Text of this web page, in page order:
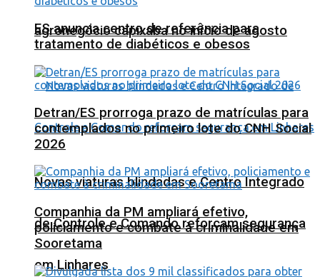
agronegócio capixaba no início de agosto
Novas viaturas blindadas e Centro Integrado
de Controle e Comando reforçam segurança
em Linhares
ES anuncia centro de referência para
tratamento de diabéticos e obesos
Detran/ES prorroga prazo de matrículas para
contemplados no primeiro lote do CNH Social
2026
Companhia da PM ampliará efetivo,
policiamento e combate à criminalidade em
Sooretama